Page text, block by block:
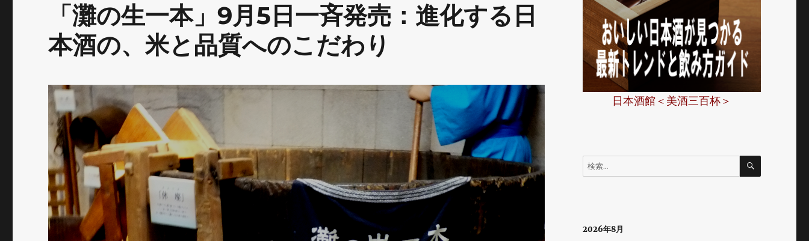
「灘の生一本」9月5日一斉発売：進化する日
本酒の、米と品質へのこだわり
日本酒館＜美酒三百杯＞
検
索:
検
2026年8月